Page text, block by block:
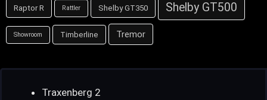
Raptor R Rattler Shelby GT350 Shelby GT500
Showroom Timberline Tremor
Traxenberg 2